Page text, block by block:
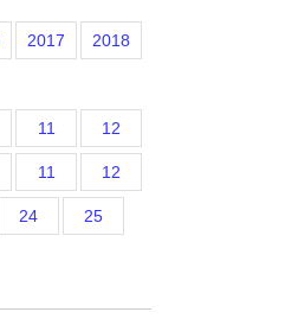
2017 2018
11 12
11 12
24 25